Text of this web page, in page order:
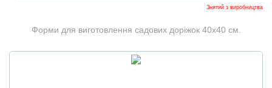
Знятий з виробництва
Форми для виготовлення садових доріжок 40x40 см.